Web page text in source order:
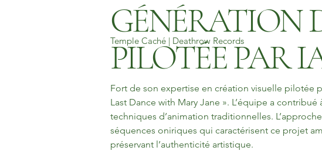
GÉNÉRATION
PILOTÉE PAR
Temple Caché | Deathrow Records
Fort de son expertise en création visuelle pilotée
Last Dance with Mary Jane ». L’équipe a
techniques d’animation traditionnelles.
séquences oniriques qui caractérisent ce projet
préservant l’authenticité artistique.